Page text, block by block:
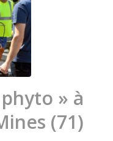
» à
(71)